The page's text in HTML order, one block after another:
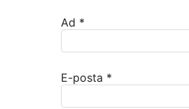
Ad *
E-posta *